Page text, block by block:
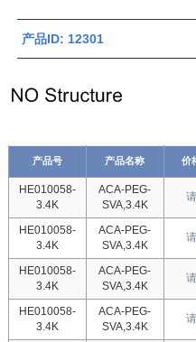
产品ID: 12301
产品号 产品名称 价
HE010058-
3.4K
ACA-PEG-
SVA,3.4K
HE010058-
3.4K
ACA-PEG-
SVA,3.4K
HE010058-
3.4K
ACA-PEG-
SVA,3.4K
HE010058-
3.4K
ACA-PEG-
SVA,3.4K